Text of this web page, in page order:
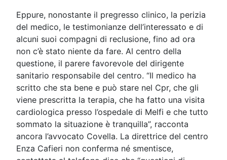
Eppure, nonostante il pregresso clinico, la perizia
del medico, le testimonianze dell’interessato e di
alcuni suoi compagni di reclusione, fino ad ora
non c’è stato niente da fare. Al centro della
questione, il parere favorevole del dirigente
sanitario responsabile del centro. “Il medico ha
scritto che sta bene e può stare nel Cpr, che gli
viene prescritta la terapia, che ha fatto una visita
cardiologica presso l’ospedale di Melfi e che tutto
sommato la situazione è tranquilla”, racconta
ancora l’avvocato Covella. La direttrice del centro
Enza Cafieri non conferma né smentisce,